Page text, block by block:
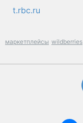
t.rbc.ru
маркетплейсы wildberries